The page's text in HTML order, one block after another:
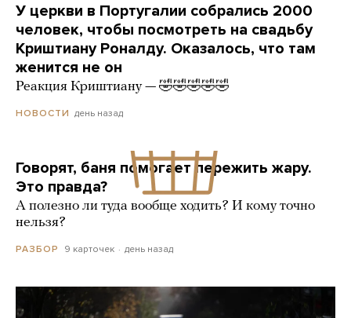
У церкви в Португалии собрались 2000
человек, чтобы посмотреть на свадьбу
Криштиану Роналду. Оказалось, что там
женится не он
Реакция Криштиану — 🤣🤣🤣🤣🤣
НОВОСТИ день назад
Говорят, баня помогает пережить жару.
Это правда?
А полезно ли туда вообще ходить? И кому точно
нельзя?
РАЗБОР 9 карточек день назад